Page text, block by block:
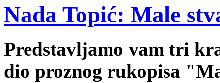
Nada Topić: Male
Predstavljamo vam tri
dio proznog rukopisa